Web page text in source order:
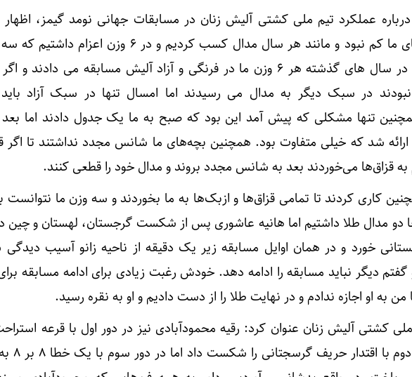
عملکرد تیم ملی کشتی آلیش زنان در مسابقات جهانی نومد گیمز،
تعداد مدال‌های ما کم نبود و مانند هر سال مدال کسب کردیم و در ۶ وزن
مدال گرفتند. در سال های گذشته هر ۶ وزن ما در فرنگی و آزاد آلیش مسابقه می
در سبک دیگر به مدال می رسیدند اما امسال تنها در سبک آزاد
تنها مشکلی که پیش آمد این بود که صبح به ما یک جدول دادند اما
شد که خیلی متفاوت بود. همچنین بچه‌های ما شانس مجدد نداشتند تا اگر
به قزاق‌ها می‌خوردند بعد به شانس مجدد بروند و مدال خود را قطعی کنند.
کاری کردند تا تمامی قزاق‌ها و ازبک‌ها به ما بخوردند و سه وزن ما نتوانست
دو مدال طلا داشتیم اما هانیه عاشوری پس از شکست گرجستان، لهستان و چین
خورد و در همان اوایل مسابقه زیر یک دقیقه از ناحیه زانو آسیب
دیگر نباید مسابقه را ادامه دهد. خودش رغبت زیادی برای ادامه مسابقه
به او اجازه ندادم و در نهایت طلا را از دست دادیم و او به نقره رسید.
کشتی آلیش زنان عنوان کرد: رقیه محمودآبادی نیز در دور اول با قرعه
شد و در دور دوم با